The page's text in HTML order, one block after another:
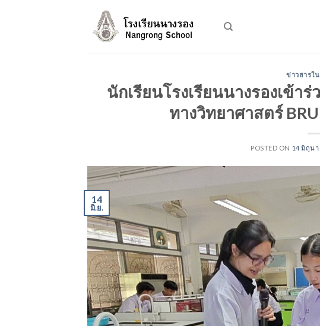
ข่าวสารใ
นักเรียนโรงเรียนนางรองเข้า
ทางวิทยาศาสตร์
POSTED ON 14 มิถุน
14
มิ.ย.